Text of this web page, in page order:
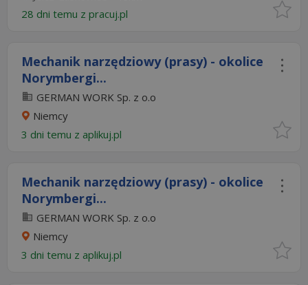
28 dni temu z pracuj.pl
Mechanik narzędziowy (prasy) - okolice
Norymbergi...
GERMAN WORK Sp. z o.o
Niemcy
3 dni temu z aplikuj.pl
Mechanik narzędziowy (prasy) - okolice
Norymbergi...
GERMAN WORK Sp. z o.o
Niemcy
3 dni temu z aplikuj.pl